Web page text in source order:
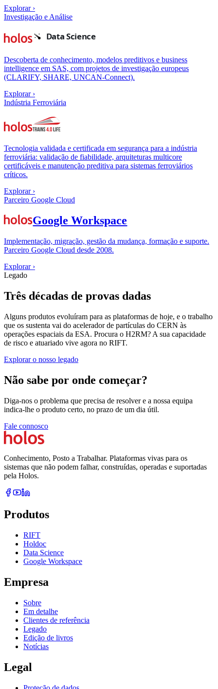
Explorar ›
Investigação e Análise
Descoberta de conhecimento, modelos preditivos e business
intelligence em SAS, com projetos de investigação europeus
(CLARIFY, SHARE, UNCAN-Connect).
Explorar ›
Indústria Ferroviária
Tecnologia validada e certificada em segurança para a indústria
ferroviária: validação de fiabilidade, arquiteturas multicore
certificáveis e manutenção preditiva para sistemas ferroviários
críticos.
Explorar ›
Parceiro Google Cloud
Google Workspace
Implementação, migração, gestão da mudança, formação e suporte.
Parceiro Google Cloud desde 2008.
Explorar ›
Legado
Três décadas de provas dadas
Alguns produtos evoluíram para as plataformas de hoje, e o trabalho
que os sustenta vai do acelerador de partículas do CERN às
operações espaciais da ESA. Procura o H2RM? A sua capacidade
de risco e atuariado vive agora no RIFT.
Explorar o nosso legado
Não sabe por onde começar?
Diga-nos o problema que precisa de resolver e a nossa equipa
indica-lhe o produto certo, no prazo de um dia útil.
Fale connosco
Conhecimento, Posto a Trabalhar. Plataformas vivas para os
sistemas que não podem falhar, construídas, operadas e suportadas
pela Holos.
Produtos
RIFT
Holdoc
Data Science
Google Workspace
Empresa
Sobre
Em detalhe
Clientes de referência
Legado
Edição de livros
Notícias
Legal